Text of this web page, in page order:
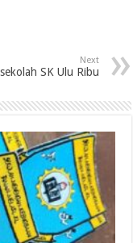
Next
SK Ulu Ribu